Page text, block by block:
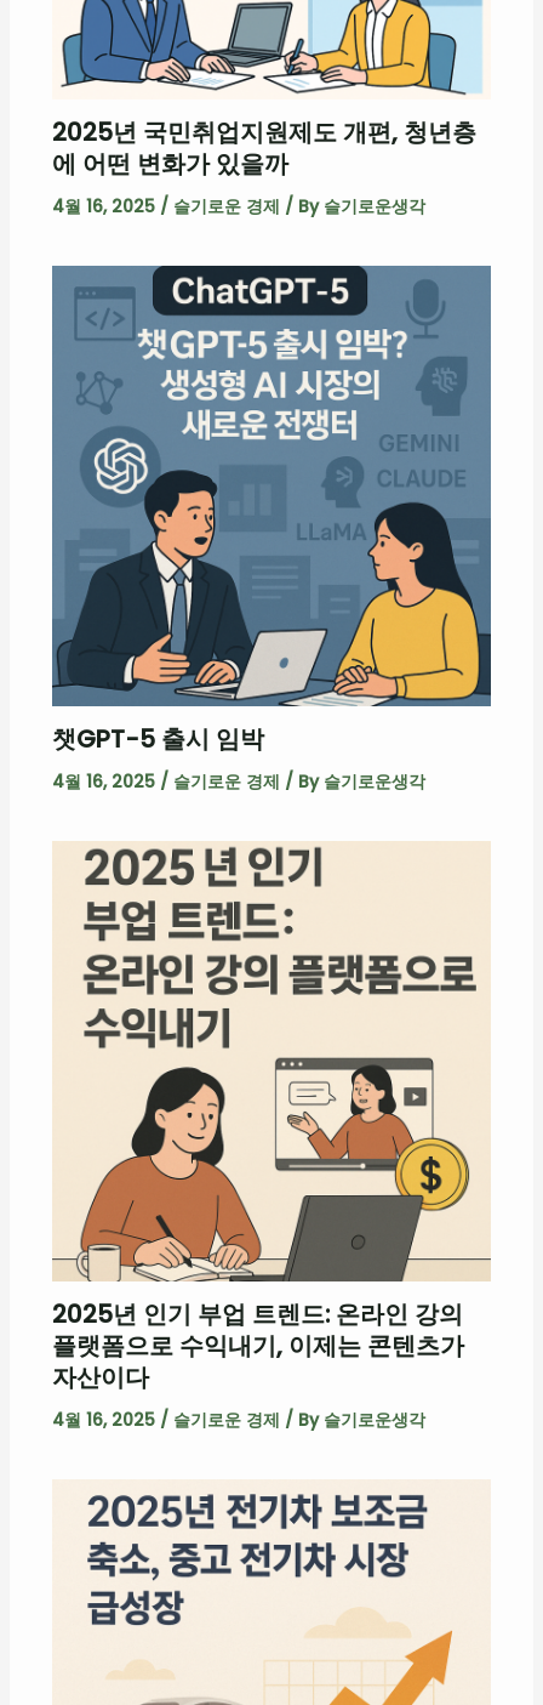
2025년 국민취업지원제도 개편, 청년층
에 어떤 변화가 있을까
4월 16, 2025 / 슬기로운 경제 / By 슬기로운생각
챗GPT-5 출시 임박
4월 16, 2025 / 슬기로운 경제 / By 슬기로운생각
2025년 인기 부업 트렌드: 온라인 강의
플랫폼으로 수익내기, 이제는 콘텐츠가
자산이다
4월 16, 2025 / 슬기로운 경제 / By 슬기로운생각